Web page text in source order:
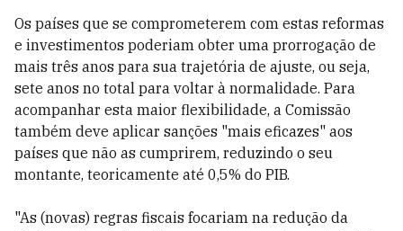
Os países que se comprometerem com estas reformas
e investimentos poderiam obter uma prorrogação de
mais três anos para sua trajetória de ajuste, ou seja,
sete anos no total para voltar à normalidade. Para
acompanhar esta maior flexibilidade, a Comissão
também deve aplicar sanções "mais eficazes" aos
países que não as cumprirem, reduzindo o seu
montante, teoricamente até 0,5% do PIB.
"As (novas) regras fiscais focariam na redução da